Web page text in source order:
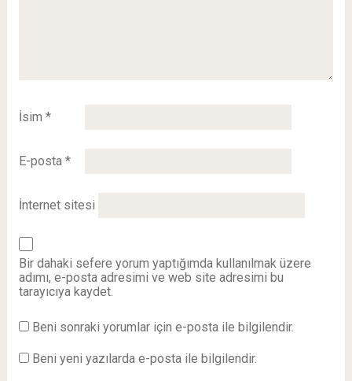
İsim *
E-posta *
İnternet sitesi
Bir dahaki sefere yorum yaptığımda kullanılmak üzere
adımı, e-posta adresimi ve web site adresimi bu
tarayıcıya kaydet.
Beni sonraki yorumlar için e-posta ile bilgilendir.
Beni yeni yazılarda e-posta ile bilgilendir.